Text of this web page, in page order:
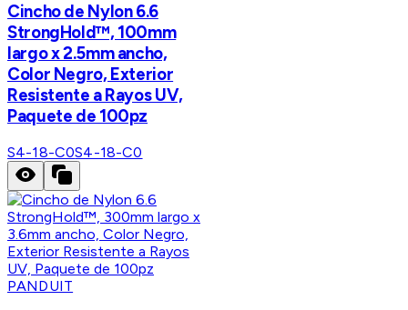
Cincho de Nylon 6.6
StrongHold™, 100mm
largo x 2.5mm ancho,
Color Negro, Exterior
Resistente a Rayos UV,
Paquete de 100pz
S4-18-C0S4-18-C0
PANDUIT